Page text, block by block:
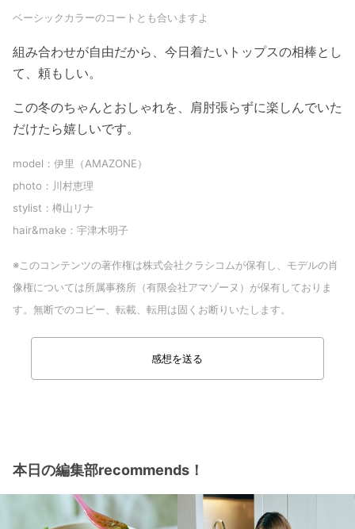
ベーシックカラーのコートとも合いますよ
組み合わせが自由だから、今日着たいトップスの相棒とし
て、頼もしい。
この冬のちゃんとおしゃれを、肩肘張らずに楽しんでいた
だけたら嬉しいです。
model：伊里（AMAZONE）
photo：川村恵理
stylist：樽山リナ
hair&make：宇津木明子
※このコンテンツの著作権は株式会社クラシコムが保有し、モデルの肖
像権については所属事務所（有限会社アマゾーヌ）が保有しておりま
す。無断でのコピー、転載、転用は固くお断りいたします。
感想を送る
本日の編集部recommends！